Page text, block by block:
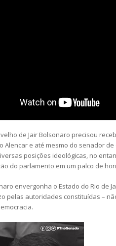
de Jair Bolsonaro precisou
Alencar e até mesmo do senador de
posições ideológicas, no
do parlamento em um palco de
envergonha o Estado do Rio de
pelas autoridades constituídas –